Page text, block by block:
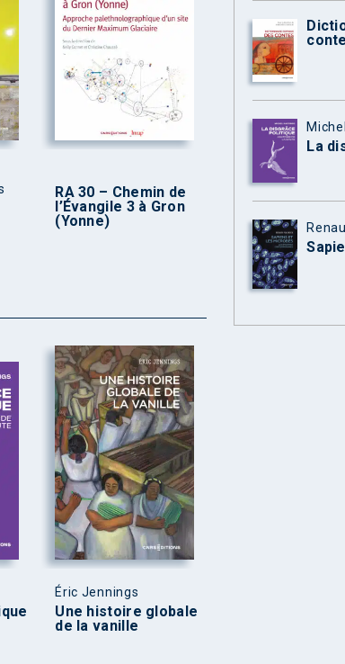
RA 30 – Chemin de
l’Évangile 3 à Gron
(Yonne)
Éric Jennings
Une histoire globale
de la vanille
La